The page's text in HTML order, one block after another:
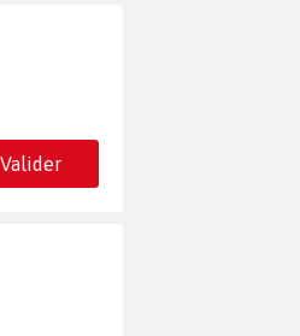
Valider